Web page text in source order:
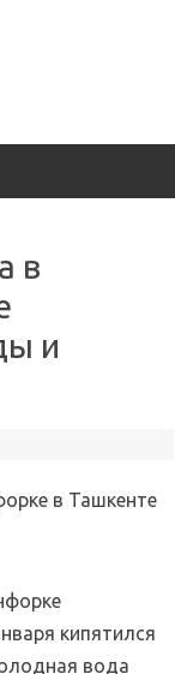
в
и
кипятился
вода